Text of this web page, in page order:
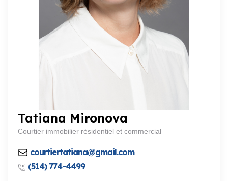
Tatiana Mironova
Courtier immobilier résidentiel et commercial
courtiertatiana@gmail.com
(514) 774-4499